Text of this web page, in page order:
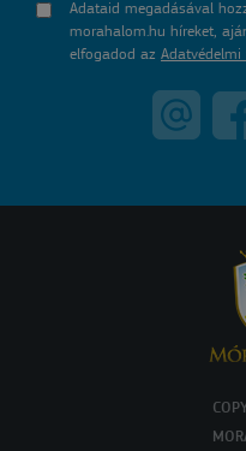
Adataid megadásával
morahalom.hu híreket,
elfogadod az